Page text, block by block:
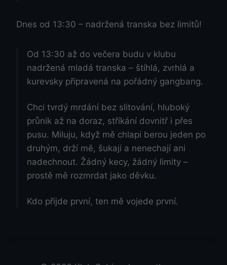
Dnes od 13:30 – nadržená transka bez limitů!
Od 13:30 až do večera budu v klubu
nadržená mladá transka – štíhlá, zvrhlá a
kurevsky připravená na pořádný gangbang.
Chci tvrdý mrdání bez slitování, hluboký
průnik až na doraz, stříkání dovnitř i přes
pusu. Miluju, když mě chlapi berou jeden po
druhým, drží mě, šukají a nenechají ani
nadechnout. Žádný kecy, žádný limity –
prostě mě rozmrdat jako děvku.
Kdo přijde první, ten mě vojede první.